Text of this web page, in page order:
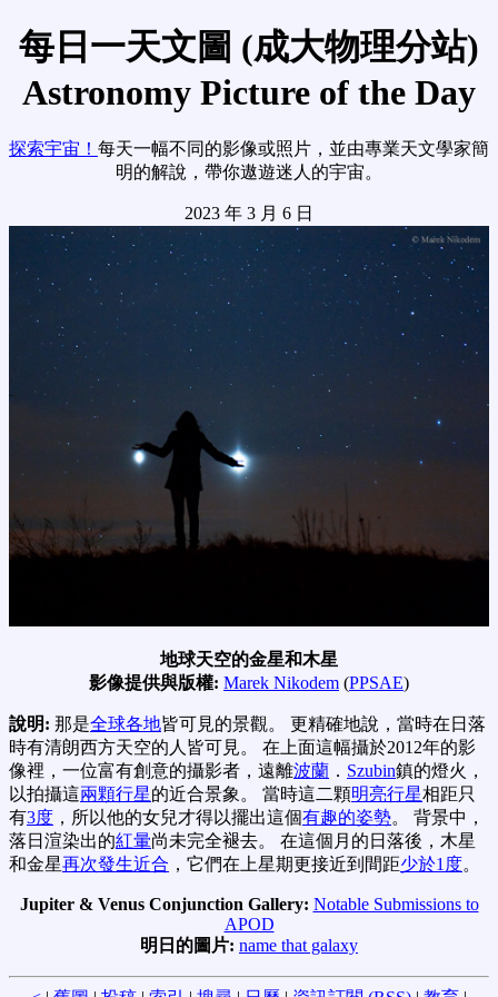
每日一天文圖 (成大物理分站)
Astronomy Picture of the Day
探索宇宙！ 每天一幅不同的影像或照片，並由專業天文學家簡
明的解說，帶你遨遊迷人的宇宙。
2023 年 3 月 6 日
地球天空的金星和木星
影像提供與版權: Marek Nikodem (PPSAE)
說明: 那是全球各地皆可見的景觀。 更精確地說，當時在日落
時有清朗西方天空的人皆可見。 在上面這幅攝於2012年的影
像裡，一位富有創意的攝影者，遠離波蘭 ． Szubin鎮的燈火，
以拍攝這兩顆行星的近合景象。 當時這二顆明亮行星相距只
有3度 ，所以他的女兒才得以擺出這個有趣的姿勢。 背景中，
落日渲染出的紅暈尚未完全褪去。 在這個月的日落後，木星
和金星再次發生近合 ，它們在上星期更接近到間距少於1度。
Jupiter & Venus Conjunction Gallery: Notable Submissions to
APOD
明日的圖片: name that galaxy